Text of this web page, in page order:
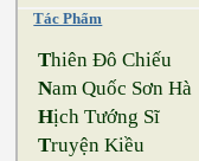
Tác Phẩm
Thiên Đô Chiếu
Nam Quốc Sơn Hà
Hịch Tướng Sĩ
Truyện Kiều